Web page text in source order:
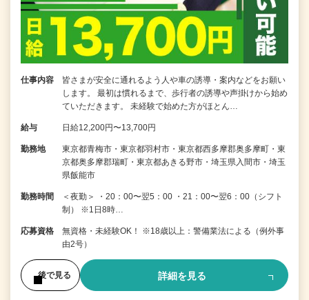
仕事内容
皆さまが安全に通れるよう人や車の誘導・案内などをお願い
します。 最初は慣れるまで、歩行者の誘導や声掛けから始め
ていただきます。 未経験で始めた方がほとん…
給与 日給12,200円〜13,700円
勤務地
東京都青梅市・東京都羽村市・東京都西多摩郡奥多摩町・東
京都奥多摩郡瑞町・東京都あきる野市・埼玉県入間市・埼玉
県飯能市
勤務時間
＜夜勤＞ ・20：00〜翌5：00 ・21：00〜翌6：00（シフト
制） ※1日8時…
応募資格
無資格・未経験OK！ ※18歳以上：警備業法による（例外事
由2号）
後で見る 詳細を見る